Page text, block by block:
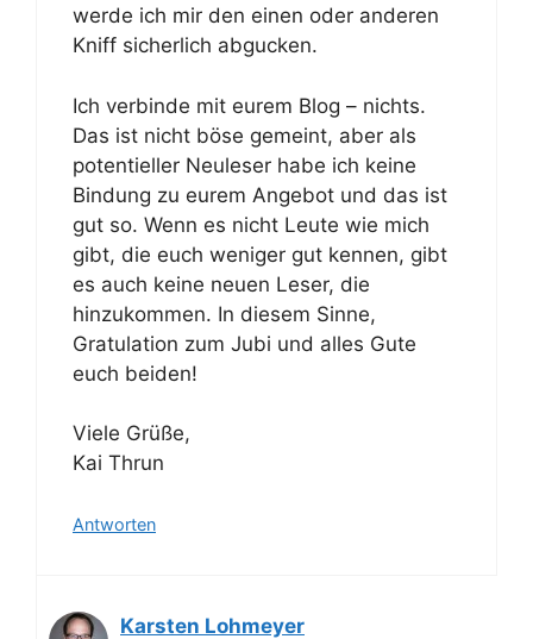
werde ich mir den einen oder anderen
Kniff sicherlich abgucken.
Ich verbinde mit eurem Blog – nichts.
Das ist nicht böse gemeint, aber als
potentieller Neuleser habe ich keine
Bindung zu eurem Angebot und das ist
gut so. Wenn es nicht Leute wie mich
gibt, die euch weniger gut kennen, gibt
es auch keine neuen Leser, die
hinzukommen. In diesem Sinne,
Gratulation zum Jubi und alles Gute
euch beiden!
Viele Grüße,
Kai Thrun
Antworten
Karsten Lohmeyer